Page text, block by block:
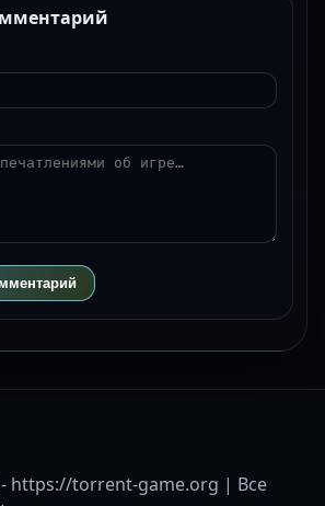
https://torrent-game.org | Все